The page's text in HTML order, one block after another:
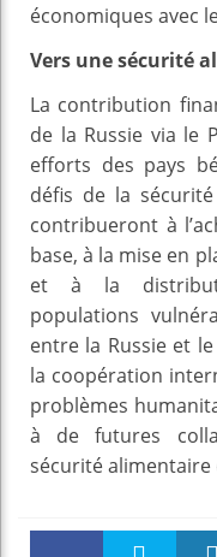
économiques avec
Vers une sécurité
La contribution
de la Russie via le
efforts des pays
défis de la
contribueront à
base, à la mise en
et à la
populations
entre la Russie et
la coopération
problèmes
à de futures
sécurité